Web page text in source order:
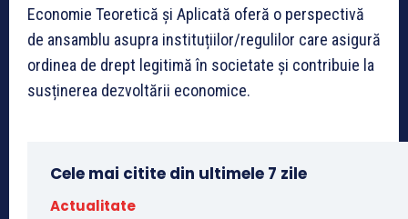
Economie Teoretică și Aplicată oferă o perspectivă
de ansamblu asupra instituțiilor/regulilor care asigură
ordinea de drept legitimă în societate și contribuie la
susținerea dezvoltării economice.
Cele mai citite din ultimele 7 zile
Actualitate